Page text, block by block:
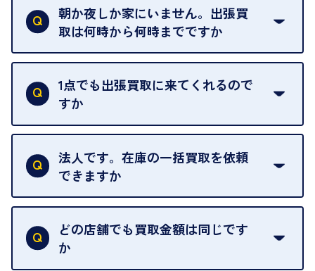
定のお店や、ほかのお客様への迷惑となることが考
えられるためです。
朝か夜しか家にいません。出張買
取は何時から何時までですか
ご訪問可能時間は、10時から19時です。
ただし、お品物の種類や量によっては対応させてい
ただくことがあります。
1点でも出張買取に来てくれるので
すか
はい。1点でもお伺いします。
法人です。在庫の一括買取を依頼
できますか
はい。喜んで承ります。出張買取をご利用くださ
い。
ご指定の場所にお伺いします。
どの店舗でも買取金額は同じです
か